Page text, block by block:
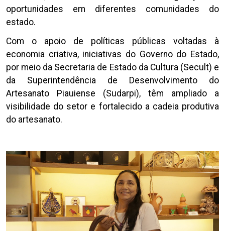
oportunidades em diferentes comunidades do
estado.
Com o apoio de políticas públicas voltadas à
economia criativa, iniciativas do Governo do Estado,
por meio da Secretaria de Estado da Cultura (Secult) e
da Superintendência de Desenvolvimento do
Artesanato Piauiense (Sudarpi), têm ampliado a
visibilidade do setor e fortalecido a cadeia produtiva
do artesanato.